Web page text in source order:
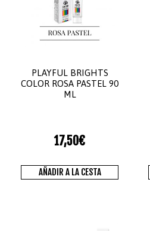
PLAYFUL BRIGHTS
COLOR ROSA PASTEL 90
ML
17,50€
AÑADIR A LA CESTA